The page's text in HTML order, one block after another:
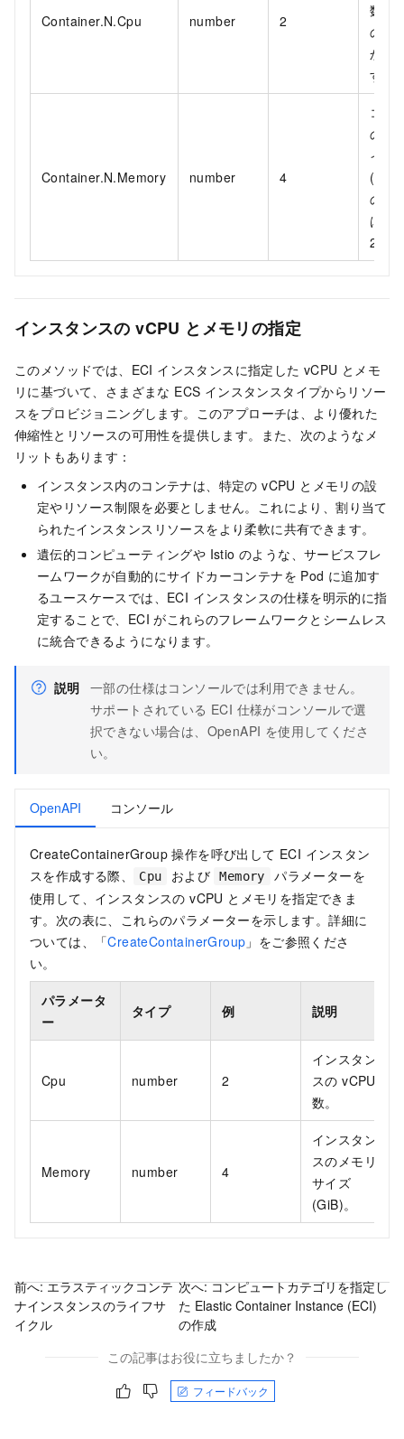
Container.N.Cpu number 2
数。
の範
から
す。
Container.N.Memory number 4
コン
のメ
イズ
の値
は 1
20
インスタンスの vCPU とメモリの指定
このメソッドでは、ECI インスタンスに指定した vCPU とメモ
リに基づいて、さまざまな ECS インスタンスタイプからリソー
スをプロビジョニングします。このアプローチは、より優れた
伸縮性とリソースの可用性を提供します。また、次のようなメ
リットもあります：
インスタンス内のコンテナは、特定の vCPU とメモリの設
定やリソース制限を必要としません。これにより、割り当て
られたインスタンスリソースをより柔軟に共有できます。
遺伝的コンピューティングや Istio のような、サービスフレ
ームワークが自動的にサイドカーコンテナを Pod に追加す
るユースケースでは、ECI インスタンスの仕様を明示的に指
定することで、ECI がこれらのフレームワークとシームレス
に統合できるようになります。
説明 一部の仕様はコンソールでは利用できません。
サポートされている ECI 仕様がコンソールで選
択できない場合は、OpenAPI を使用してくださ
い。
OpenAPI コンソール
CreateContainerGroup 操作を呼び出して ECI インスタン
スを作成する際、
Cpu および Memory
パラメーターを
使用して、インスタンスの vCPU とメモリを指定できま
す。次の表に、これらのパラメーターを示します。詳細に
ついては、「CreateContainerGroup 」をご参照くださ
い。
パラメータ
ー
タイプ 例 説明
Cpu number 2
インスタン
スの vCPU
数。
Memory number 4
インスタン
スのメモリ
サイズ
(GiB)。
前へ:エラスティックコンテ
ナインスタンスのライフサ
イクル
次へ:コンピュートカテゴリを指定し
た Elastic Container Instance (ECI)
の作成
この記事はお役に立ちましたか？
フィードバック